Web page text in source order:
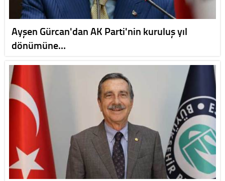
Ayşen Gürcan'dan AK Parti'nin kuruluş yıl
dönümüne…